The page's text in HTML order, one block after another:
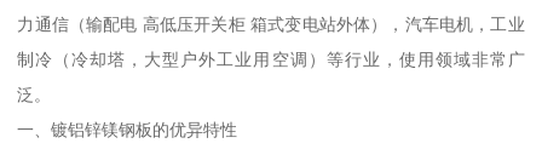
力通信（输配电 高低压开关柜 箱式变电站外体），汽车电机，工业
制冷（冷却塔，大型户外工业用空调）等行业，使用领域非常广
泛。
一、镀铝锌镁钢板的优异特性